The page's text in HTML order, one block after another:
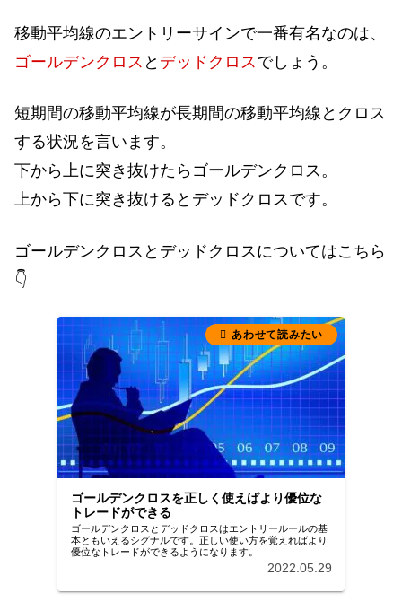
移動平均線のエントリーサインで一番有名なのは、
ゴールデンクロス と デッドクロスでしょう。
短期間の移動平均線が長期間の移動平均線とクロス
する状況を言います。
下から上に突き抜けたらゴールデンクロス。
上から下に突き抜けるとデッドクロスです。
ゴールデンクロスとデッドクロスについてはこちら
👇
ゴールデンクロスを正しく使えばより優位な
トレードができる
ゴールデンクロスとデッドクロスはエントリールールの基
本ともいえるシグナルです。正しい使い方を覚えればより
優位なトレードができるようになります。
2022.05.29